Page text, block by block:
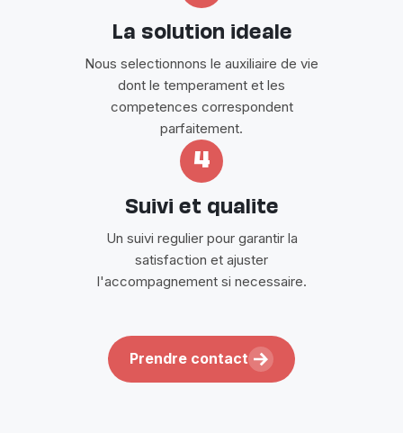
La solution ideale
Nous selectionnons le auxiliaire de vie
dont le temperament et les
competences correspondent
parfaitement.
4
Suivi et qualite
Un suivi regulier pour garantir la
satisfaction et ajuster
l'accompagnement si necessaire.
Prendre contact